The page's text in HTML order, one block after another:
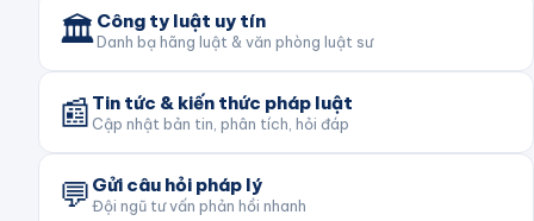
🏛️Công ty luật uy tín
Danh bạ hãng luật & văn phòng luật sư
📰 Tin tức & kiến thức pháp luật
Cập nhật bản tin, phân tích, hỏi đáp
💬 Gửi câu hỏi pháp lý
Đội ngũ tư vấn phản hồi nhanh